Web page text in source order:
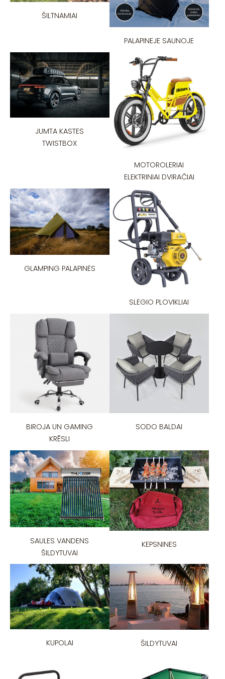
ŠILTNAMIAI
PALAPINEJE SAUNOJE
JUMTA KASTES
TWISTBOX
MOTOROLERIAI
ELEKTRINIAI DVIRAČIAI
GLAMPING PALAPINĖS
SLĖGIO PLOVIKLIAI
BIROJA UN GAMING
KRĒSLI
SODO BALDAI
SAULES VANDENS
ŠILDYTUVAI
KEPSNINES
KUPOLAI ŠILDYTUVAI